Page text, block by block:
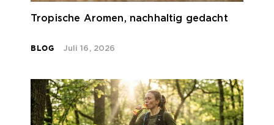
Tropische Aromen, nachhaltig gedacht
BLOG Juli 16, 2026